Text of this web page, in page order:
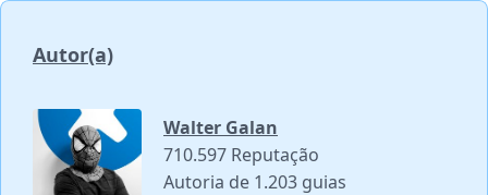
Autor(a)
Walter Galan
710.597 Reputação
Autoria de 1.203 guias